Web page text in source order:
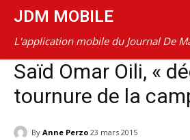
JDM MOBILE
L'application mobile du Journal De
Saïd Omar Oili, «
tournure de la
By Anne Perzo 23 mars 2015